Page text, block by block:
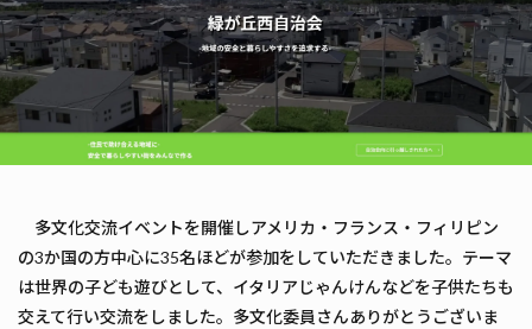
多文化交流イベントを開催しアメリカ・フランス・フィリピン
の3か国の方中心に35名ほどが参加をしていただきました。テーマ
は世界の子ども遊びとして、イタリアじゃんけんなどを子供たちも
交えて行い交流をしました。多文化委員さんありがとうございま